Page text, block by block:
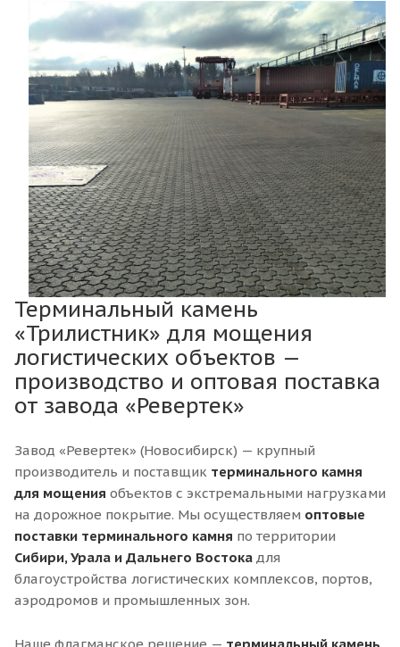
Терминальный камень
«Трилистник» для мощения
логистических объектов —
производство и оптовая поставка
от завода «Ревертек»
Завод «Ревертек» (Новосибирск) — крупный
производитель и поставщик терминального камня
для мощения объектов с экстремальными нагрузками
на дорожное покрытие. Мы осуществляем оптовые
поставки терминального камня по территории
Сибири, Урала и Дальнего Востока для
благоустройства логистических комплексов, портов,
аэродромов и промышленных зон.